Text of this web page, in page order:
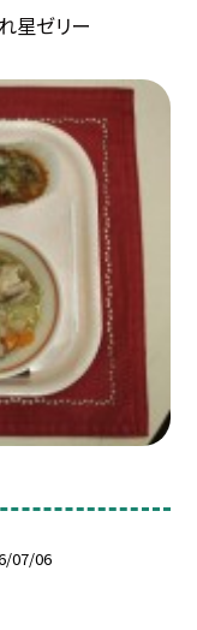
星ゼリー
07/06